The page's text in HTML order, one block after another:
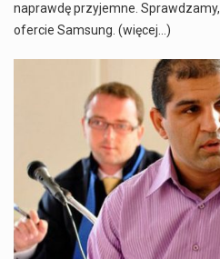
naprawdę przyjemne.
ofercie Samsung. (więcej…)